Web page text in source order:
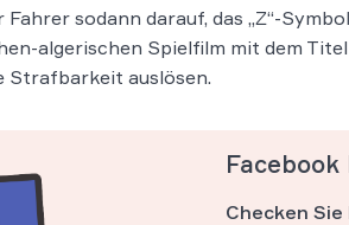
sodann darauf, das „Z“-
algerischen Spielfilm mit dem Titel
Strafbarkeit auslösen.
Checken